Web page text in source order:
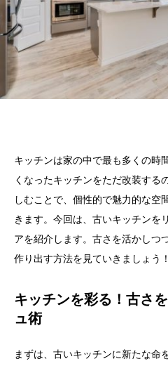
キッチンは家の中で最も多くの時
くなったキッチンをただ改装する
しむことで、個性的で魅力的な空
きます。今回は、古いキッチンを
アを紹介します。古さを活かしつ
作り出す方法を見ていきましょう！
キッチンを彩る！古さ
ュ術
まずは、古いキッチンに新たな命